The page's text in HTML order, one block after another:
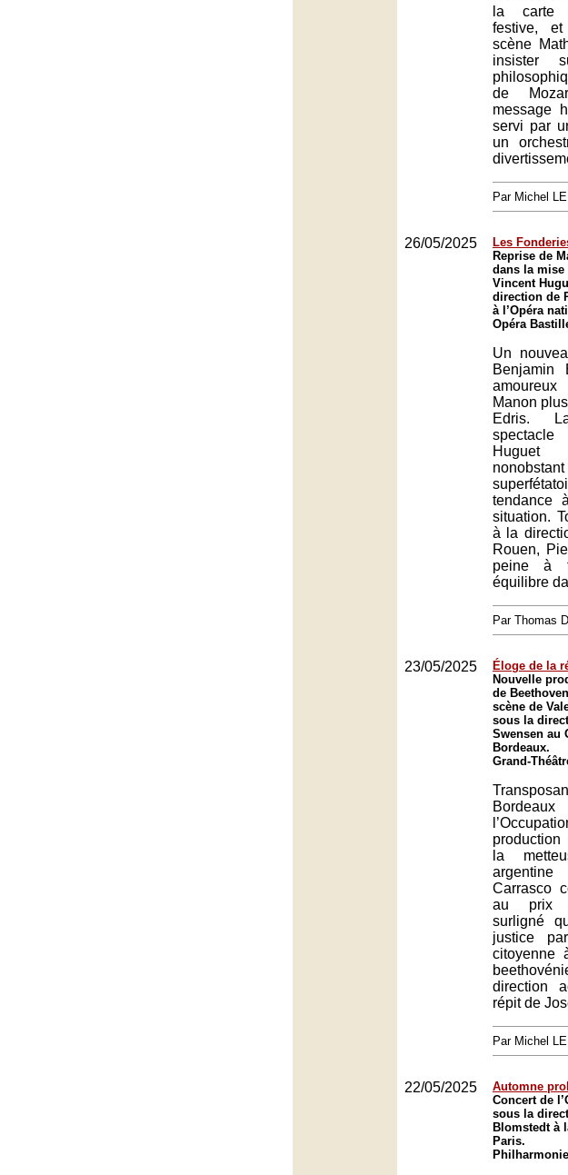
la carte
festive,
scène
insister
de
message
servi par
un
Par Michel
26/05/2025
Les
Reprise de
dans la mise
Vincent
direction de
à l’Opéra
Opéra
Un
Benjamin
Manon
Edris.
tendance
situation.
à la
Rouen,
peine à
équilibre
Par Thomas
23/05/2025
Éloge de la
Nouvelle
de
scène de
sous la
Swensen au
Bordeaux.
Grand-
la
Carrasco
au prix
surligné
justice
citoyenne
direction
répit de
Par Michel
22/05/2025
Automne
Concert de
sous la
Blomstedt à
Paris.